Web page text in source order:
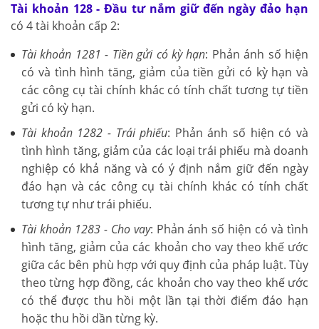
Tài khoản 128 - Đầu tư nắm giữ đến ngày đảo hạn
có 4 tài khoản cấp 2:
Tài khoản 1281 - Tiền gửi có kỳ hạn: Phản ánh số hiện
có và tình hình tăng, giảm của tiền gửi có kỳ hạn và
các công cụ tài chính khác có tính chất tương tự tiền
gửi có kỳ hạn.
Tài khoản 1282 - Trái phiếu: Phản ánh số hiện có và
tình hình tăng, giảm của các loại trái phiếu mà doanh
nghiệp có khả năng và có ý định nắm giữ đến ngày
đáo hạn và các công cụ tài chính khác có tính chất
tương tự như trái phiếu.
Tài khoản 1283 - Cho vay: Phản ánh số hiện có và tình
hình tăng, giảm của các khoản cho vay theo khế ước
giữa các bên phù hợp với quy định của pháp luật. Tùy
theo từng hợp đồng, các khoản cho vay theo khế ước
có thể được thu hồi một lần tại thời điểm đáo hạn
hoặc thu hồi dần từng kỳ.